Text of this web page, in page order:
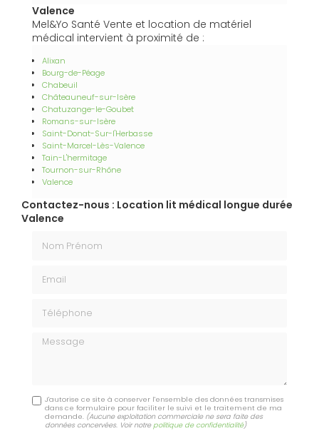
Valence
Mel&Yo Santé Vente et location de matériel
médical intervient à proximité de :
Alixan
Bourg-de-Péage
Chabeuil
Châteauneuf-sur-Isère
Chatuzange-le-Goubet
Romans-sur-Isère
Saint-Donat-Sur-l'Herbasse
Saint-Marcel-Lès-Valence
Tain-L'hermitage
Tournon-sur-Rhône
Valence
Contactez-nous : Location lit médical longue durée
Valence
Message
J'autorise ce site à conserver l'ensemble des données transmises
dans ce formulaire pour faciliter le suivi et le traitement de ma
demande. (Aucune exploitation commerciale ne sera faite des
données concervées. Voir notre politique de confidentialité)